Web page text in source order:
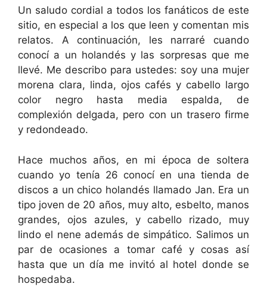
Un saludo cordial a todos los fanáticos de este
sitio, en especial a los que leen y comentan mis
relatos. A continuación, les narraré cuando
conocí a un holandés y las sorpresas que me
llevé. Me describo para ustedes: soy una mujer
morena clara, linda, ojos cafés y cabello largo
color negro hasta media espalda, de
complexión delgada, pero con un trasero firme
y redondeado.
Hace muchos años, en mi época de soltera
cuando yo tenía 26 conocí en una tienda de
discos a un chico holandés llamado Jan. Era un
tipo joven de 20 años, muy alto, esbelto, manos
grandes, ojos azules, y cabello rizado, muy
lindo el nene además de simpático. Salimos un
par de ocasiones a tomar café y cosas así
hasta que un día me invitó al hotel donde se
hospedaba.